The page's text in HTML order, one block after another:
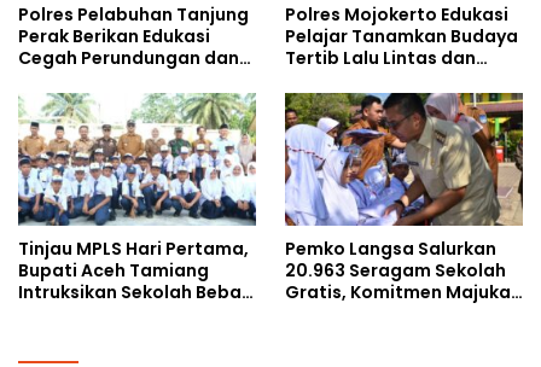
Polres Pelabuhan Tanjung
Perak Berikan Edukasi
Cegah Perundungan dan
kepada Pelajar MPLS
Polres Mojokerto Edukasi
Pelajar Tanamkan Budaya
Tertib Lalu Lintas dan
Tinjau MPLS Hari Pertama,
Bupati Aceh Tamiang
Intruksikan Sekolah Bebas
Pemko Langsa Salurkan
20.963 Seragam Sekolah
Gratis, Komitmen Majukan